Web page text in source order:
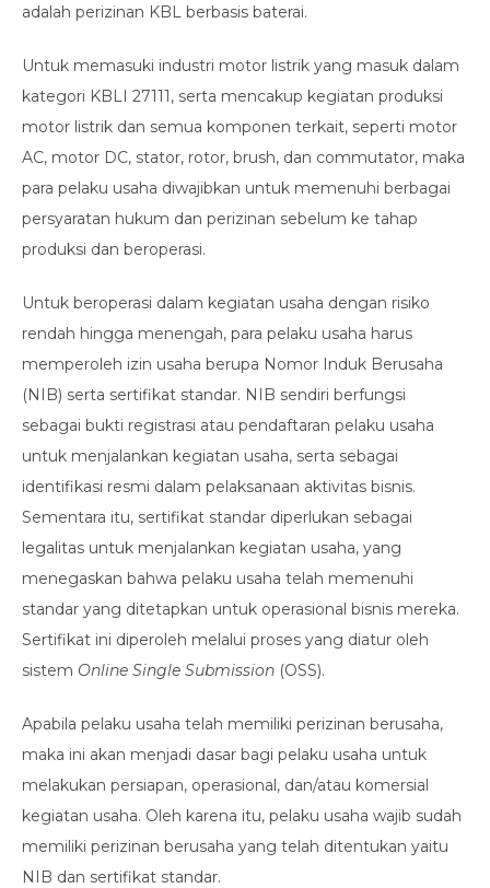
adalah perizinan KBL berbasis baterai.
Untuk memasuki industri motor listrik yang masuk dalam
kategori KBLI 27111, serta mencakup kegiatan produksi
motor listrik dan semua komponen terkait, seperti motor
AC, motor DC, stator, rotor, brush, dan commutator, maka
para pelaku usaha diwajibkan untuk memenuhi berbagai
persyaratan hukum dan perizinan sebelum ke tahap
produksi dan beroperasi.
Untuk beroperasi dalam kegiatan usaha dengan risiko
rendah hingga menengah, para pelaku usaha harus
memperoleh izin usaha berupa Nomor Induk Berusaha
(NIB) serta sertifikat standar. NIB sendiri berfungsi
sebagai bukti registrasi atau pendaftaran pelaku usaha
untuk menjalankan kegiatan usaha, serta sebagai
identifikasi resmi dalam pelaksanaan aktivitas bisnis.
Sementara itu, sertifikat standar diperlukan sebagai
legalitas untuk menjalankan kegiatan usaha, yang
menegaskan bahwa pelaku usaha telah memenuhi
standar yang ditetapkan untuk operasional bisnis mereka.
Sertifikat ini diperoleh melalui proses yang diatur oleh
sistem Online Single Submission (OSS).
Apabila pelaku usaha telah memiliki perizinan berusaha,
maka ini akan menjadi dasar bagi pelaku usaha untuk
melakukan persiapan, operasional, dan/atau komersial
kegiatan usaha. Oleh karena itu, pelaku usaha wajib sudah
memiliki perizinan berusaha yang telah ditentukan yaitu
NIB dan sertifikat standar.